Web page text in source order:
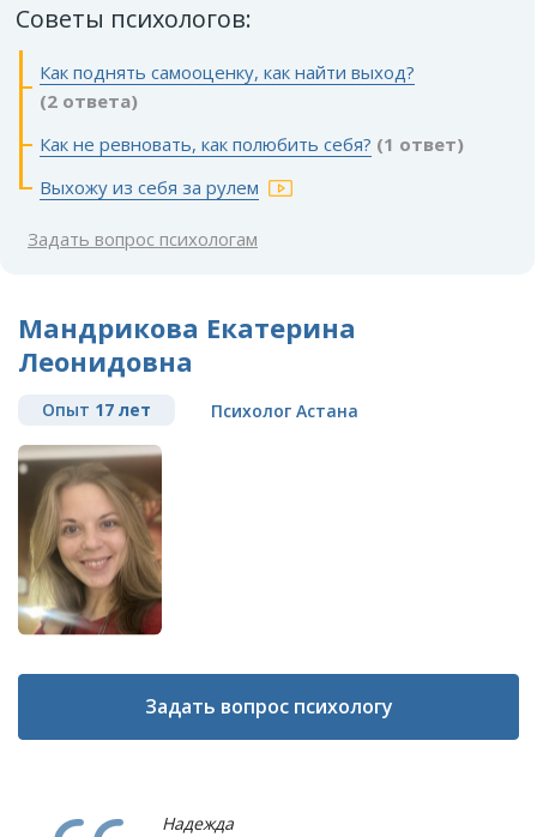
Советы психологов:
Как поднять самооценку, как найти выход?
(2 ответа)
Как не ревновать, как полюбить себя? (1 ответ)
Выхожу из себя за рулем
Задать вопрос психологам
Мандрикова Екатерина
Леонидовна
Опыт 17 лет Психолог Астана
Задать вопрос психологу
Надежда